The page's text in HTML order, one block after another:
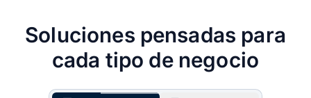
Soluciones pensadas para
cada tipo de negocio